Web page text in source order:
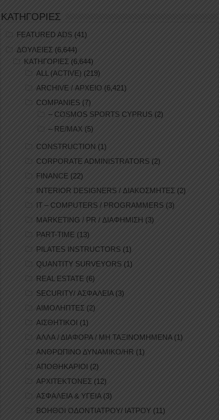
ΚΑΤΗΓΟΡΙΕΣ
FEATURED ADS (41)
ΔΟΥΛΕΙΕΣ (6,644)
ΚΑΤΗΓΟΡΙΕΣ (6,644)
ALL (ACTIVE) (219)
ARCHIVE / ΑΡΧΕΙΟ (6,421)
COMPANIES (7)
– COSMOS SPORTS CYPRUS (2)
– RE/MAX (5)
CONSTRUCTION (1)
CORPORATE ADMINISTRATORS (2)
FINANCE (22)
INTERIOR DESIGNERS / ΔΙΑΚΟΣΜΗΤΕΣ (2)
IT – COMPUTERS / PROGRAMMERS (3)
MARKETING / PR / ΔΙΑΦΗΜΙΣΗ (3)
PART-TIME (13)
PILATES INSTRUCTORS (1)
QUANTITY SURVEYORS (1)
REAL ESTATE (6)
SECURITY/ ΑΣΦΑΛΕΙΑ(3)
ΑΙΜΟΛΗΠΤΕΣ (2)
ΑΙΣΘΗΤΙΚΟΙ (1)
ΑΛΛΑ / ΔΙΑΦΟΡΑ / ΜΗ ΤΑΞΙΝΟΜΗΜΕΝΑ(1)
ΑΝΘΡΩΠΙΝΟ ΔΥΝΑΜΙΚΟ/HR (1)
ΑΠΟΘΗΚΑΡΙΟΙ (2)
ΑΡΧΙΤΕΚΤΟΝΕΣ (12)
ΑΣΦΑΛΕΙΑ & ΥΓΕΙΑ(3)
ΒΟΗΘΟΙ ΟΔΟΝΤΙΑΤΡΟΥ/ ΙΑΤΡΟΥ (11)